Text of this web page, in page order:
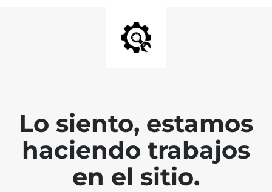
Lo siento, estamos
haciendo trabajos
en el sitio.